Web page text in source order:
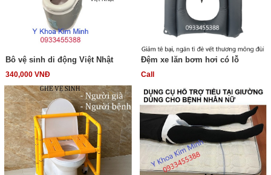
Bô vệ sinh di động Việt Nhật
340,000 VNĐ
Đệm xe lăn bơm hơi có lỗ
Call